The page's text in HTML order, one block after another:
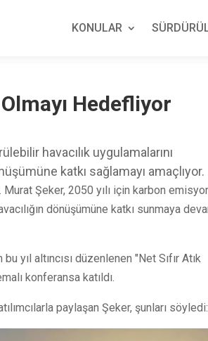
KONULAR
Hedefliyor
havacılık uygulamalarını
katkı sağlamayı amaçlıyor.
Şeker, 2050 yılı için karbon
dönüşümüne katkı sunmaya
yıl altıncısı düzenlenen "Net Sıfır Atık
konferansa katıldı.
paylaşan Şeker, şunları söyledi: